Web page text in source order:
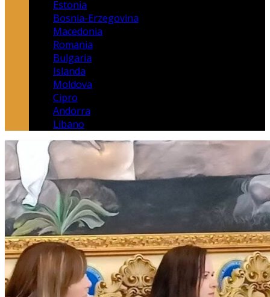
Estonia
Bosnia-Erzegovina
Macedonia
Romania
Bulgaria
Islanda
Moldova
Cipro
Andorra
Libano